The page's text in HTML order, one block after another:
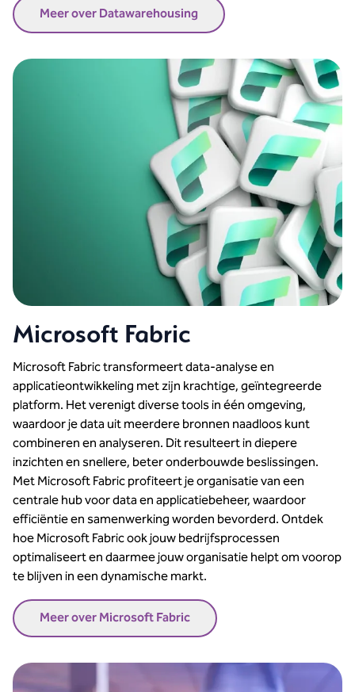
Meer over Datawarehousing
Microsoft Fabric
Microsoft Fabric transformeert data-analyse en
applicatieontwikkeling met zijn krachtige, geïntegreerde
platform. Het verenigt diverse tools in één omgeving,
waardoor je data uit meerdere bronnen naadloos kunt
combineren en analyseren. Dit resulteert in diepere
inzichten en snellere, beter onderbouwde beslissingen.
Met Microsoft Fabric profiteert je organisatie van een
centrale hub voor data en applicatiebeheer, waardoor
efficiëntie en samenwerking worden bevorderd. Ontdek
hoe Microsoft Fabric ook jouw bedrijfsprocessen
optimaliseert en daarmee jouw organisatie helpt om voorop
te blijven in een dynamische markt.
Meer over Microsoft Fabric